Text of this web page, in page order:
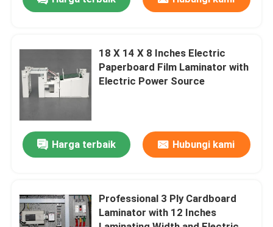
Hubungi Kami
Kasus-kasus
Mesin Laminator Seruling
18 X 14 X 8 Inches Electric
Paperboard Film Laminator with
Electric Power Source
Harga terbaik Hubungi kami
Professional 3 Ply Cardboard
Laminator with 12 Inches